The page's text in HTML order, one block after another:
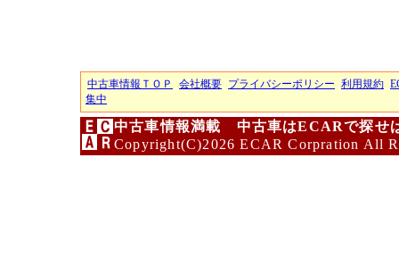
中古車情報ＴＯＰ 会社概要 プライバシーポリシー 利用規約
集中
中古車情報満載 中古車はECARで探せ
Copyright(C)2026 ECAR Corpration All